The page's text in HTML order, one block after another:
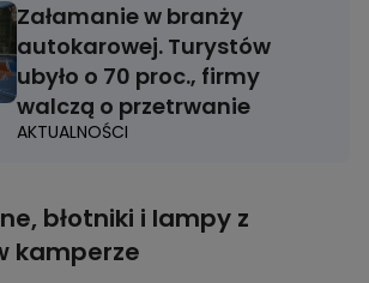
Załamanie w branży
autokarowej. Turystów
ubyło o 70 proc., firmy
walczą o przetrwanie
AKTUALNOŚCI
błotniki i lampy z
kamperze